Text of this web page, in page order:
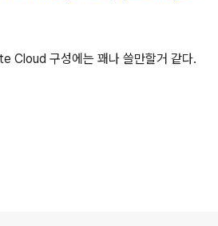
Cloud 구성에는 꽤나 쓸만할거 같다.